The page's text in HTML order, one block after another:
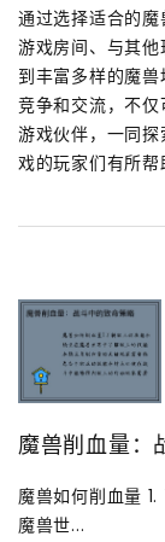
通过选择适合的
游戏房间、与其
到丰富多样的魔兽
竞争和交流，不
游戏伙伴，一同
戏的玩家们有所帮
魔兽削血量：
魔兽如何削血量
魔兽世...